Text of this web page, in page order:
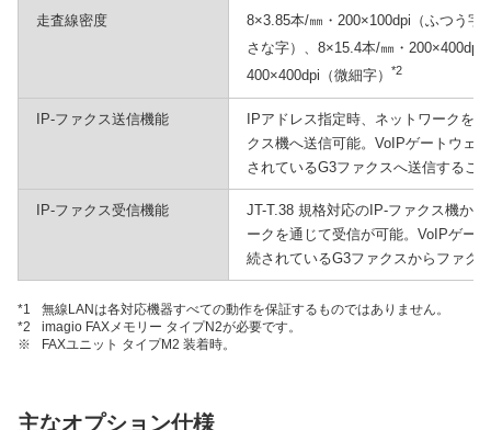
走査線密度
8×3.85本/㎜・200×100dpi（ふつう字
さな字）、8×15.4本/㎜・200×400dpi
400×400dpi（微細字） *2
IP-ファクス送信機能
IPアドレス指定時、ネットワークを
クス機へ送信可能。VoIPゲートウェ
されているG3ファクスへ送信するこ
IP-ファクス受信機能
JT-T.38 規格対応のIP-ファクス機か
ークを通じて受信が可能。VoIPゲー
続されているG3ファクスからファク
*1
無線LANは各対応機器すべての動作を保証するものではありません。
*2
imagio FAXメモリー タイプN2が必要です。
※
FAXユニット タイプM2 装着時。
主なオプション仕様